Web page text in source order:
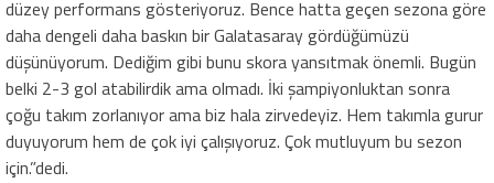
düzey performans gösteriyoruz. Bence hatta geçen sezona göre
daha dengeli daha baskın bir Galatasaray gördüğümüzü
düşünüyorum. Dediğim gibi bunu skora yansıtmak önemli. Bugün
belki 2-3 gol atabilirdik ama olmadı. İki şampiyonluktan sonra
çoğu takım zorlanıyor ama biz hala zirvedeyiz. Hem takımla gurur
duyuyorum hem de çok iyi çalışıyoruz. Çok mutluyum bu sezon
için.”dedi.